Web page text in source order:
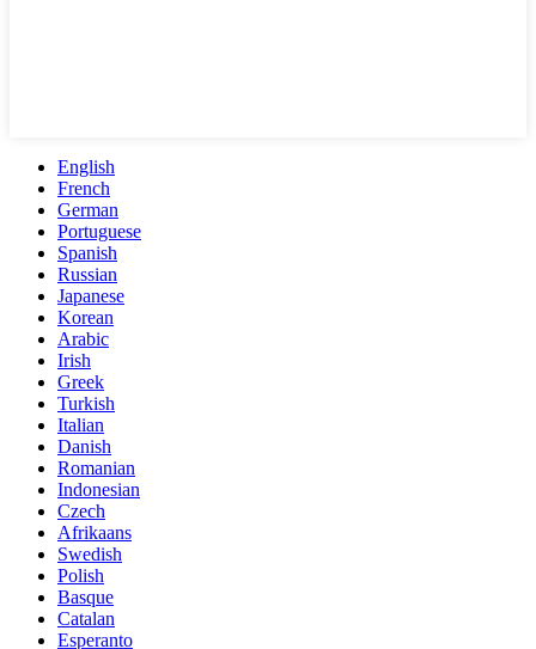
English
French
German
Portuguese
Spanish
Russian
Japanese
Korean
Arabic
Irish
Greek
Turkish
Italian
Danish
Romanian
Indonesian
Czech
Afrikaans
Swedish
Polish
Basque
Catalan
Esperanto